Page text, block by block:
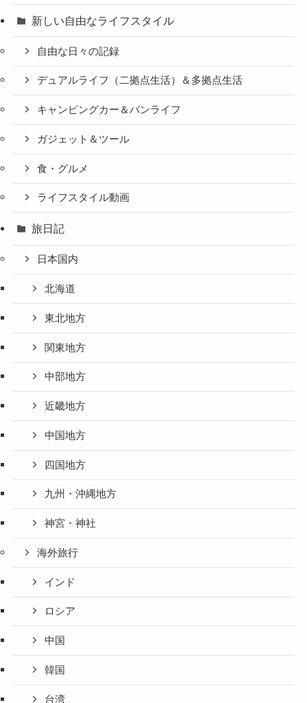
新しい自由なライフスタイル
自由な日々の記録
デュアルライフ（二拠点生活）＆多拠点生活
キャンピングカー＆バンライフ
ガジェット＆ツール
食・グルメ
ライフスタイル動画
旅日記
日本国内
北海道
東北地方
関東地方
中部地方
近畿地方
中国地方
四国地方
九州・沖縄地方
神宮・神社
海外旅行
インド
ロシア
中国
韓国
台湾